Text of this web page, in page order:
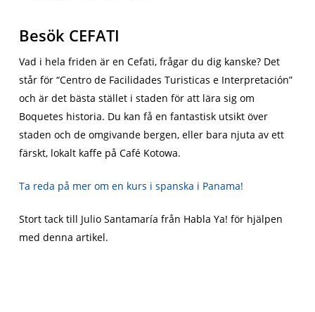
Besök CEFATI
Vad i hela friden är en Cefati, frågar du dig kanske? Det
står för “Centro de Facilidades Turisticas e Interpretación”
och är det bästa stället i staden för att lära sig om
Boquetes historia. Du kan få en fantastisk utsikt över
staden och de omgivande bergen, eller bara njuta av ett
färskt, lokalt kaffe på Café Kotowa.
Ta reda på mer om en kurs i spanska i Panama!
Stort tack till Julio Santamaría från Habla Ya! för hjälpen
med denna artikel.